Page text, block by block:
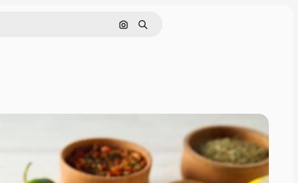
Поиск по изображению
Поиск